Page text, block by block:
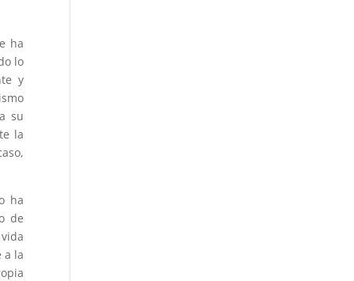
ha
lo
y
su
la
ha
de
a la